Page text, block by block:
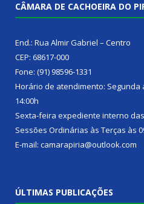
CÂMARA DE CACHOEIRA DO
End.: Rua Almir Gabriel – Centro
CEP: 68617-000
Fone: (91) 98596-1331
Horário de atendimento: Segunda
14:00h
Sexta-feira expediente interno das
Sessões Ordinárias às Terças às
E-mail: camarapiria@outlook.com
ÚLTIMAS PUBLICAÇÕES